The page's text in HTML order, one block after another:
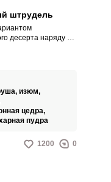
штрудель
десерта наряду с
изюм,
цедра,
пудра
1200 0